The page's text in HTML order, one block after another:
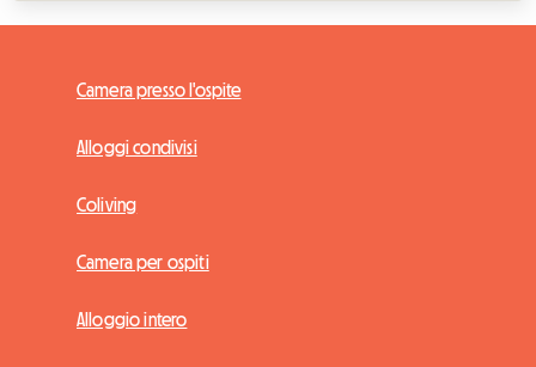
Camera presso l'ospite
Alloggi condivisi
Coliving
Camera per ospiti
Alloggio intero